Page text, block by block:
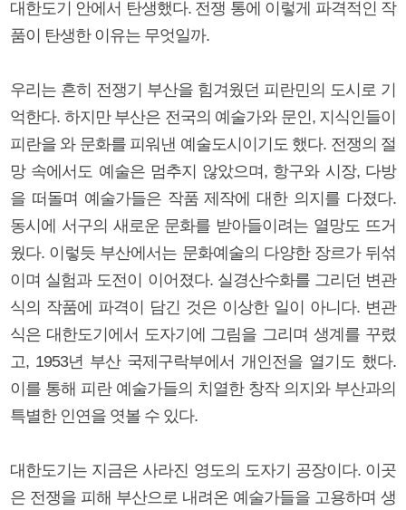
대한도기 안에서 탄생했다. 전쟁 통에 이렇게 파격적인 작
품이 탄생한 이유는 무엇일까.
우리는 흔히 전쟁기 부산을 힘겨웠던 피란민의 도시로 기
억한다. 하지만 부산은 전국의 예술가와 문인, 지식인들이
피란을 와 문화를 피워낸 예술도시이기도 했다. 전쟁의 절
망 속에서도 예술은 멈추지 않았으며, 항구와 시장, 다방
을 떠돌며 예술가들은 작품 제작에 대한 의지를 다졌다.
동시에 서구의 새로운 문화를 받아들이려는 열망도 뜨거
웠다. 이렇듯 부산에서는 문화예술의 다양한 장르가 뒤섞
이며 실험과 도전이 이어졌다. 실경산수화를 그리던 변관
식의 작품에 파격이 담긴 것은 이상한 일이 아니다. 변관
식은 대한도기에서 도자기에 그림을 그리며 생계를 꾸렸
고, 1953년 부산 국제구락부에서 개인전을 열기도 했다.
이를 통해 피란 예술가들의 치열한 창작 의지와 부산과의
특별한 인연을 엿볼 수 있다.
대한도기는 지금은 사라진 영도의 도자기 공장이다. 이곳
은 전쟁을 피해 부산으로 내려온 예술가들을 고용하며 생